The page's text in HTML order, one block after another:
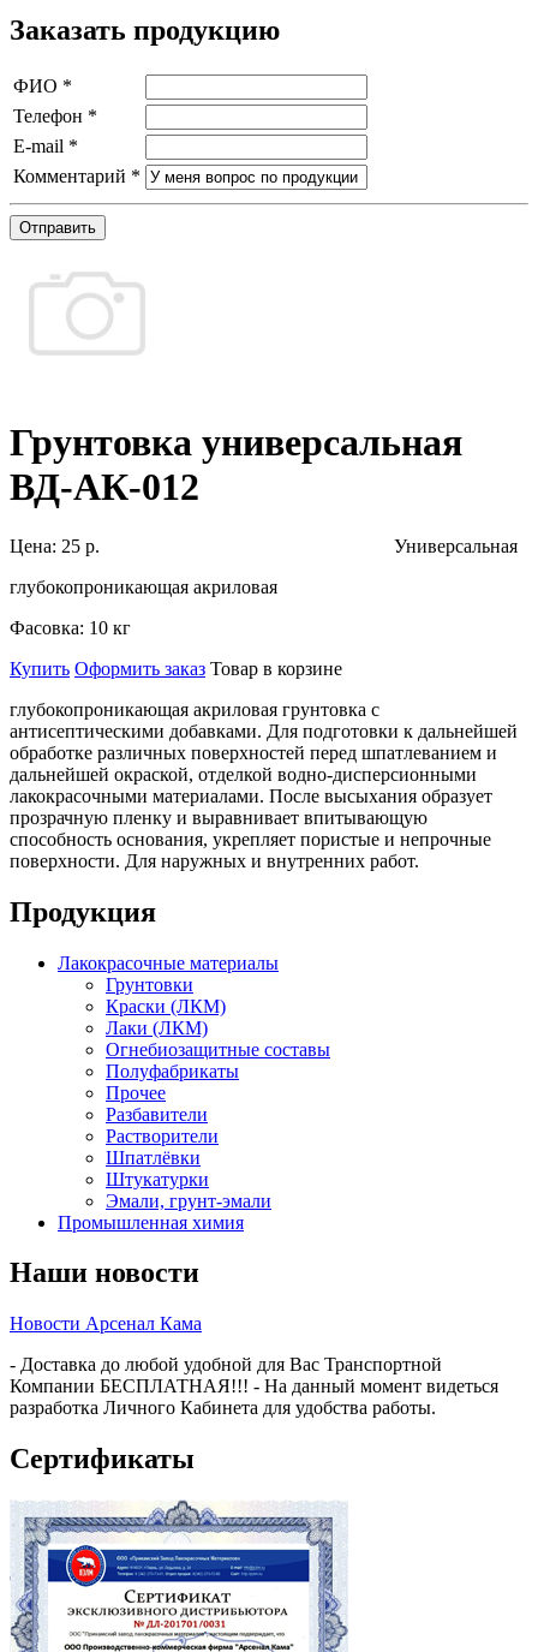
Заказать продукцию
ФИО *
Телефон *
E-mail *
Комментарий *
Отправить
Грунтовка универсальная
ВД-АК-012
Цена: 25 р.
глубокопроникающая акриловая
Фасовка: 10 кг
Купить Оформить заказ Товар в корзине
Универсальная
глубокопроникающая акриловая грунтовка с
антисептическими добавками. Для подготовки к дальнейшей
обработке различных поверхностей перед шпатлеванием и
дальнейшей окраской, отделкой водно-дисперсионными
лакокрасочными материалами. После высыхания образует
прозрачную пленку и выравнивает впитывающую
способность основания, укрепляет пористые и непрочные
поверхности. Для наружных и внутренних работ.
Продукция
Лакокрасочные материалы
Грунтовки
Краски (ЛКМ)
Лаки (ЛКМ)
Огнебиозащитные составы
Полуфабрикаты
Прочее
Разбавители
Растворители
Шпатлёвки
Штукатурки
Эмали, грунт-эмали
Промышленная химия
Наши новости
Новости Арсенал Кама
- Доставка до любой удобной для Вас Транспортной
Компании БЕСПЛАТНАЯ!!! - На данный момент видеться
разработка Личного Кабинета для удобства работы.
Сертификаты